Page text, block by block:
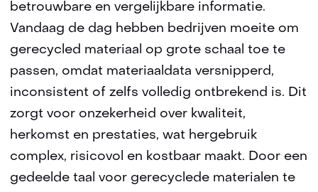
betrouwbare en vergelijkbare informatie.
Vandaag de dag hebben bedrijven moeite om
gerecycled materiaal op grote schaal toe te
passen, omdat materiaaldata versnipperd,
inconsistent of zelfs volledig ontbrekend is. Dit
zorgt voor onzekerheid over kwaliteit,
herkomst en prestaties, wat hergebruik
complex, risicovol en kostbaar maakt. Door een
gedeelde taal voor gerecyclede materialen te